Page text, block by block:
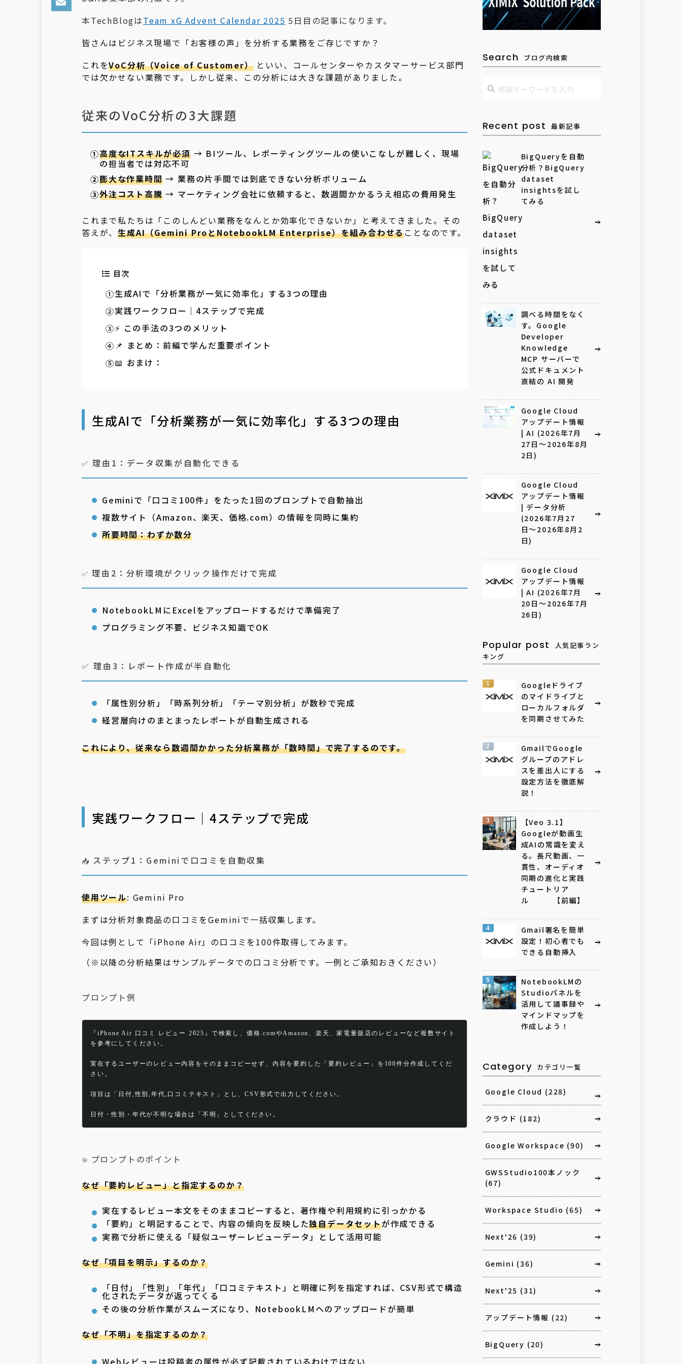
本TechBlogはTeam xG Advent Calendar 2025 5日目の記事になります。
皆さんはビジネス現場で「お客様の声」を分析する業務をご存じですか？
これをVoC分析（Voice of Customer）といい、コールセンターやカスタマーサービス部門
では欠かせない業務です。
しかし従来、この分析には大きな課題がありました。
従来のVoC分析の3大課題
高度なITスキルが必須→ BIツール、レポーティングツールの使いこなしが難しく、現場
の担当者では対応不可
膨大な作業時間→ 業務の片手間では到底できない分析ボリューム
外注コスト高騰→ マーケティング会社に依頼すると、数週間かかるうえ相応の費用発生
これまで私たちは「このしんどい業務をなんとか効率化できないか」と考えてきました。その
答えが、生成AI（Gemini ProとNotebookLM Enterprise）を組み合わせることなのです。
目次
生成AIで「分析業務が一気に効率化」する3つの理由
実践ワークフロー｜4ステップで完成
⚡ この手法の3つのメリット
📌 まとめ：前編で学んだ重要ポイント
📖 おまけ：
生成AIで「分析業務が一気に効率化」する3つの理由
✅ 理由1：データ収集が自動化できる
Geminiで「口コミ100件」をたった1回のプロンプトで自動抽出
複数サイト（Amazon、楽天、価格.com）の情報を同時に集約
所要時間：わずか数分
✅理由2：分析環境がクリック操作だけで完成
NotebookLMにExcelをアップロードするだけで準備完了
プログラミング不要、ビジネス知識でOK
✅ 理由3：レポート作成が半自動化
「属性別分析」「時系列分析」「テーマ別分析」が数秒で完成
経営層向けのまとまったレポートが自動生成される
これにより、従来なら数週間かかった分析業務が「数時間」で完了するのです。
実践ワークフロー｜4ステップで完成
📥 ステップ1：Geminiで口コミを自動収集
使用ツール: Gemini Pro
まずは分析対象商品の口コミをGeminiで一括収集します。
今回は例として「iPhone Air」の口コミを100件取得してみます。
（※以降の分析結果はサンプルデータでの口コミ分析です。一例とご承知おきください）
プロンプト例
『iPhone Air 口コミ レビュー 2025』で検索し、価格.comやAmazon、楽天、家電量販店のレビューなど複数サイト
を参考にしてください。
実在するユーザーのレビュー内容をそのままコピーせず、内容を要約した「要約レビュー」を100件分作成してくだ
さい。
項目は「日付,性別,年代,口コミテキスト」とし、CSV形式で出力してください。
日付・性別・年代が不明な場合は「不明」としてください。
🎯 プロンプトのポイント
なぜ「要約レビュー」と指定するのか？
実在するレビュー本文をそのままコピーすると、著作権や利用規約に引っかかる
「要約」と明記することで、内容の傾向を反映した独自データセットが作成できる
実務で分析に使える「疑似ユーザーレビューデータ」として活用可能
なぜ「項目を明示」するのか？
「日付」「性別」「年代」「口コミテキスト」と明確に列を指定すれば、CSV形式で構造
化されたデータが返ってくる
その後の分析作業がスムーズになり、NotebookLMへのアップロードが簡単
なぜ「不明」を指定するのか？
Webレビューは投稿者の属性が必ず記載されているわけではない
Search ブログ内検索
Recent post 最新記事
BigQueryを自動
分析？BigQuery
dataset
insightsを試し
てみる
調べる時間をなく
す。Google
Developer
Knowledge
MCP サーバーで
公式ドキュメント
直結の AI 開発
Google Cloud
アップデート情報
| AI (2026年7月
27日〜2026年8月
2日)
Google Cloud
アップデート情報
| データ分析
(2026年7月27
日〜2026年8月2
日)
Google Cloud
アップデート情報
| AI (2026年7月
20日〜2026年7月
26日)
Popular post
人気記事ラン
キング
1
Googleドライブ
のマイドライブと
ローカルフォルダ
を同期させてみた
2
GmailでGoogle
グループのアドレ
スを差出人にする
設定方法を徹底解
説！
3
【Veo 3.1】
Googleが動画生
成AIの常識を変え
る。長尺動画、一
貫性、オーディオ
同期の進化と実践
チュートリア
ル 【前編】
4
Gmail署名を簡単
設定！初心者でも
できる自動挿入
5
NotebookLMの
Studioパネルを
活用して議事録や
マインドマップを
作成しよう！
Category カテゴリ一覧
Google Cloud (228)
クラウド (182)
Google Workspace (90)
GWSStudio100本ノック
(67)
Workspace Studio (65)
Next'26 (39)
Gemini (36)
Next'25 (31)
アップデート情報 (22)
BigQuery (20)